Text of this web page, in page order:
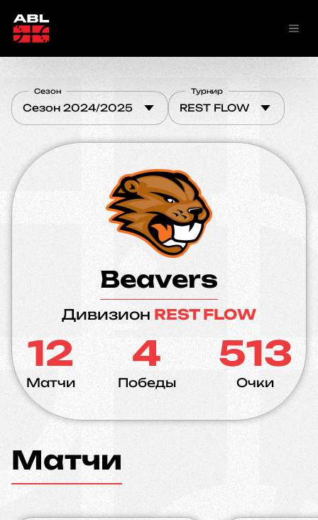
Сезон 2024/2025
Сезон
REST FLOW
Турнир
Beavers
Дивизион REST FLOW
12
Матчи
4
Победы
513
Очки
Матчи